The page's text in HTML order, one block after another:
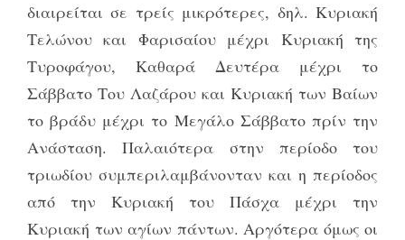
διαιρείται σε τρείς μικρότερες, δηλ. Κυριακή
Τελώνου και Φαρισαίου μέχρι Κυριακή της
Τυροφάγου, Καθαρά Δευτέρα μέχρι το
Σάββατο Του Λαζάρου και Κυριακή των Βαίων
το βράδυ μέχρι το Μεγάλο Σάββατο πρίν την
Ανάσταση. Παλαιότερα στην περίοδο του
τριωδίου συμπεριλαμβάνονταν και η περίοδος
από την Κυριακή του Πάσχα μέχρι την
Κυριακή των αγίων πάντων. Αργότερα όμως οι